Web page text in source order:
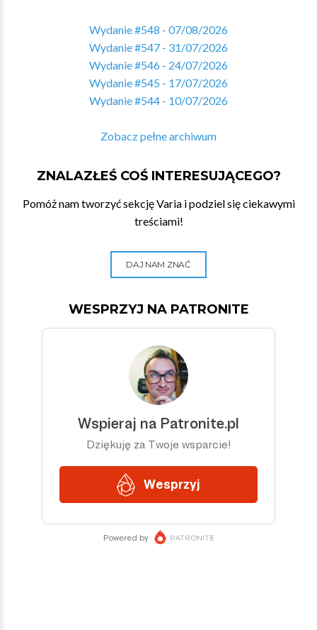
Wydanie #548 - 07/08/2026
Wydanie #547 - 31/07/2026
Wydanie #546 - 24/07/2026
Wydanie #545 - 17/07/2026
Wydanie #544 - 10/07/2026
Zobacz pełne archiwum
ZNALAZŁEŚ COŚ INTERESUJĄCEGO?
Pomóż nam tworzyć sekcję Varia i podziel się ciekawymi
treściami!
DAJ NAM ZNAĆ
WESPRZYJ NA PATRONITE